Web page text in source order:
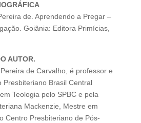
de. Aprendendo a Pregar –
Goiânia: Editora Primícias,
AUTOR.
de Carvalho, é professor e
Presbiteriano Brasil Central
Teologia pelo SPBC e pela
Mackenzie, Mestre em
Centro Presbiteriano de Pós-